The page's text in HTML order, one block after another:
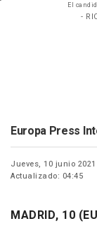
El
-
Europa Press
Jueves, 10 junio 2021
Actualizado: 04:45
MADRID, 10